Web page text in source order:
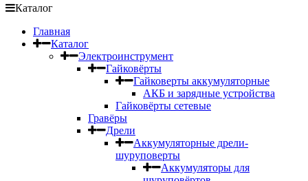
Каталог
Главная
Каталог
Электроинструмент
Гайковёрты
Гайковерты аккумуляторные
АКБ и зарядные устройства
Гайковёрты сетевые
Гравёры
Дрели
Аккумуляторные дрели-
шуруповерты
Аккумуляторы для